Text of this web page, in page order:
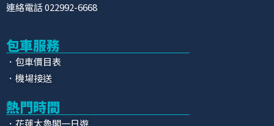
連絡電話 022992-6668
包車服務
．包車價目表
．機場接送
熱門時間
．花蓮太魯閣一日遊